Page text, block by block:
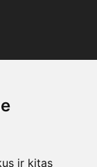
ir kitas